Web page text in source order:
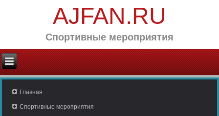
AJFAN.RU
Спортивные мероприятия
Главная
Спортивные мероприятия